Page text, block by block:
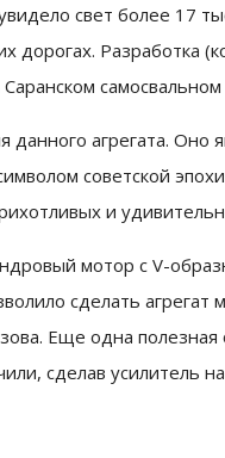
свет более 17
дорогах. Разработка
агрегата. Оно
советской
и
мотор с V-
сделать агрегат
Еще одна
сделав усилитель